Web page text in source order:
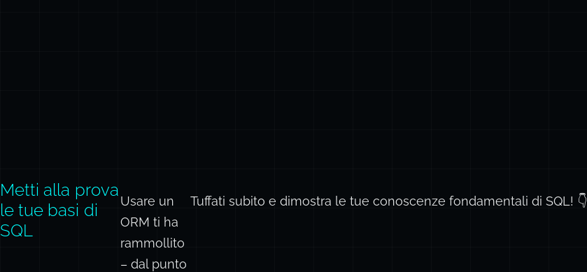
Metti alla prova
le tue basi di
SQL
Usare un
ORM ti ha
rammollito
– dal punto
Tuffati subito e dimostra le tue conoscenze fondamentali di SQL! 👇